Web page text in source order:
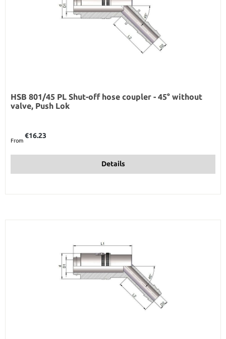
HSB 801/45 PL Shut-off hose coupler - 45° without
valve, Push Lok
From
€16.23
Details